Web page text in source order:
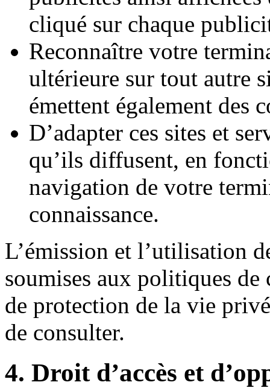
cliqué sur chaque
Reconnaître votre
ultérieure sur tout autre
émettent également des
D’adapter ces sites et
qu’ils diffusent, en
navigation de votre
connaissance.
L’émission et l’utilisation
soumises aux politiques de
de protection de la vie
de consulter.
4. Droit d’accès et